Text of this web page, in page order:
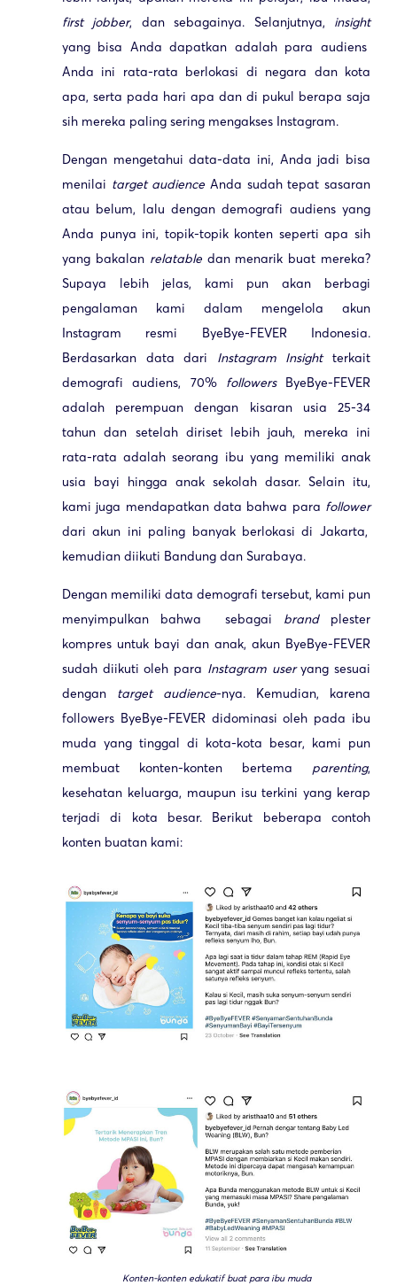
first jobber, dan sebagainya. Selanjutnya, insight
yang bisa Anda dapatkan adalah para audiens
Anda ini rata-rata berlokasi di negara dan kota
apa, serta pada hari apa dan di pukul berapa saja
sih mereka paling sering mengakses Instagram.
Dengan mengetahui data-data ini, Anda jadi bisa
menilai target audience Anda sudah tepat sasaran
atau belum, lalu dengan demografi audiens yang
Anda punya ini, topik-topik konten seperti apa sih
yang bakalan relatabledan menarik buat mereka?
Supaya lebih jelas, kami pun akan berbagi
pengalaman kami dalam mengelola akun
Instagram resmi ByeBye-FEVER Indonesia.
Berdasarkan data dari Instagram Insightterkait
demografi audiens, 70% followersByeBye-FEVER
adalah perempuan dengan kisaran usia 25-34
tahun dan setelah diriset lebih jauh, mereka ini
rata-rata adalah seorang ibu yang memiliki anak
usia bayi hingga anak sekolah dasar. Selain itu,
kami juga mendapatkan data bahwa para follower
dari akun ini paling banyak berlokasi di Jakarta,
kemudian diikuti Bandung dan Surabaya.
Dengan memiliki data demografi tersebut, kami pun
menyimpulkan bahwa sebagai brandplester
kompres untuk bayi dan anak, akun ByeBye-FEVER
sudah diikuti oleh para Instagram useryang sesuai
dengan target audience-nya. Kemudian, karena
followers ByeBye-FEVER didominasi oleh pada ibu
muda yang tinggal di kota-kota besar, kami pun
membuat konten-konten bertema parenting,
kesehatan keluarga, maupun isu terkini yang kerap
terjadi di kota besar. Berikut beberapa contoh
konten buatan kami:
Konten-konten edukatif buat para ibu muda